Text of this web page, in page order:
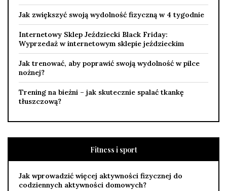
Jak zwiększyć swoją wydolność fizyczną w 4 tygodnie
Internetowy Sklep Jeździecki Black Friday:
Wyprzedaż w internetowym sklepie jeździeckim
Jak trenować, aby poprawić swoją wydolność w pilce
nożnej?
Trening na bieżni – jak skutecznie spalać tkankę
tłuszczową?
Fitness i sport
Jak wprowadzić więcej aktywności fizycznej do
codziennych aktywności domowych?